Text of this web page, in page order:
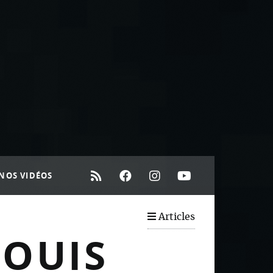
VIDÉOS
Articles